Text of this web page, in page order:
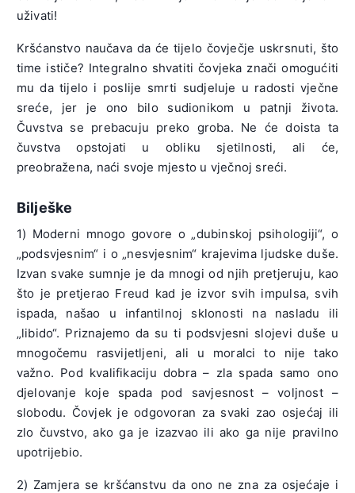
uživati!
Kršćanstvo naučava da će tijelo čovječje uskrsnuti, što
time ističe? Integralno shvatiti čovjeka znači omogućiti
mu da tijelo i poslije smrti sudjeluje u radosti vječne
sreće, jer je ono bilo sudionikom u patnji života.
Čuvstva se prebacuju preko groba. Ne će doista ta
čuvstva opstojati u obliku sjetilnosti, ali će,
preobražena, naći svoje mjesto u vječnoj sreći.
Bilješke
1) Moderni mnogo govore o „dubinskoj psihologiji“, o
„podsvjesnim“ i o „nesvjesnim“ krajevima ljudske duše.
Izvan svake sumnje je da mnogi od njih pretjeruju, kao
što je pretjerao Freud kad je izvor svih impulsa, svih
ispada, našao u infantilnoj sklonosti na nasladu ili
„libido“. Priznajemo da su ti podsvjesni slojevi duše u
mnogočemu rasvijetljeni, ali u moralci to nije tako
važno. Pod kvalifikaciju dobra – zla spada samo ono
djelovanje koje spada pod savjesnost – voljnost –
slobodu. Čovjek je odgovoran za svaki zao osjećaj ili
zlo čuvstvo, ako ga je izazvao ili ako ga nije pravilno
upotrijebio.
2) Zamjera se kršćanstvu da ono ne zna za osjećaje i